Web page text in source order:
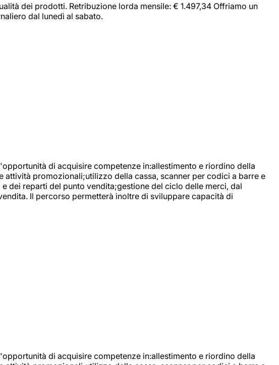
dei prodotti. Retribuzione lorda mensile: € 1.497,34 Offriamo un
dal lunedì al sabato.
di acquisire competenze in:allestimento e riordino della
promozionali;utilizzo della cassa, scanner per codici a barre e
dei reparti del punto vendita;gestione del ciclo delle merci, dal
Il percorso permetterà inoltre di sviluppare capacità di
di acquisire competenze in:allestimento e riordino della